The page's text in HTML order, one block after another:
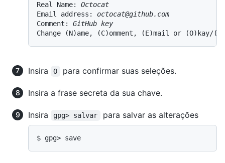
Real Name: Octocat
Email address: octocat@github.com
Comment: GitHub key
Change (N)ame, (C)omment, (E)mail or (O)kay/
Insira O para confirmar suas seleções.
Insira a frase secreta da sua chave.
Insira gpg> salvar para salvar as alterações
$ gpg> save